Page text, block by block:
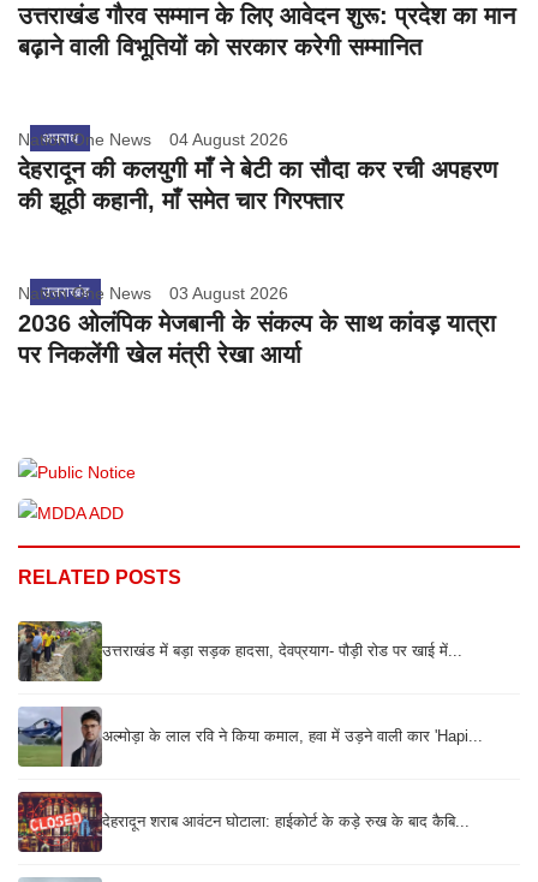
उत्तराखंड गौरव सम्मान के लिए आवेदन शुरू: प्रदेश का मान
बढ़ाने वाली विभूतियों को सरकार करेगी सम्मानित
अपराध
Nation One News 04 August 2026
देहरादून की कलयुगी माँ ने बेटी का सौदा कर रची अपहरण
की झूठी कहानी, माँ समेत चार गिरफ्तार
उत्तराखंड
Nation One News 03 August 2026
2036 ओलंपिक मेजबानी के संकल्प के साथ कांवड़ यात्रा
पर निकलेंगी खेल मंत्री रेखा आर्या
RELATED POSTS
उत्तराखंड में बड़ा सड़क हादसा, देवप्रयाग- पौड़ी रोड पर खाई में...
अल्मोड़ा के लाल रवि ने किया कमाल, हवा में उड़ने वाली कार 'Hapi...
देहरादून शराब आवंटन घोटाला: हाईकोर्ट के कड़े रुख के बाद कैबि...